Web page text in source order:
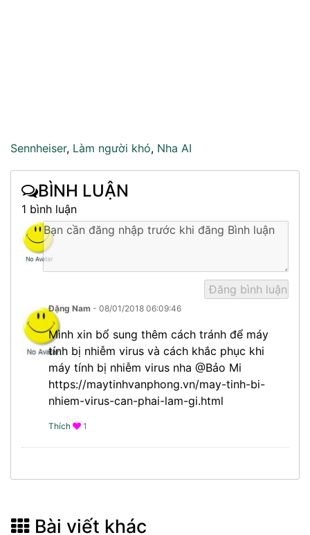
Sennheiser, Làm người khó, Nha AI
BÌNH LUẬN
1 bình luận
Đặng Nam- 08/01/2018 06:09:46
Mình xin bổ sung thêm cách tránh để máy
tính bị nhiễm virus và cách khắc phục khi
máy tính bị nhiễm virus nha @Bảo Mi
https://maytinhvanphong.vn/may-tinh-bi-
nhiem-virus-can-phai-lam-gi.html
Thích 1
Bài viết khác